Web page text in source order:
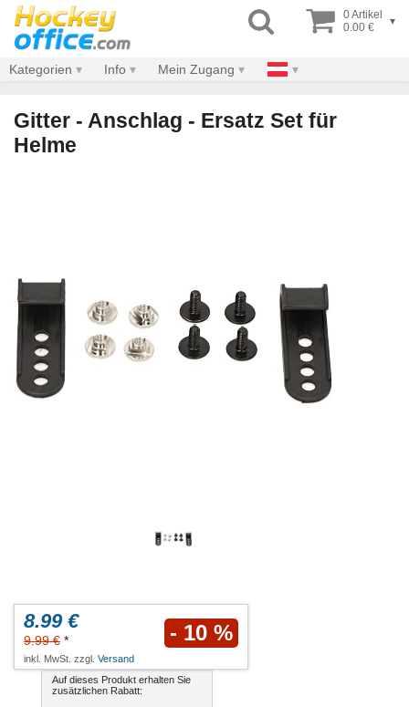
0 Artikel
0.00 €
▾
Kategorien Info Mein Zugang
Gitter - Anschlag - Ersatz Set für
Helme
8.99 €
9.99 € * - 10 %
inkl. MwSt. zzgl. Versand
Auf dieses Produkt erhalten Sie
zusätzlichen Rabatt: